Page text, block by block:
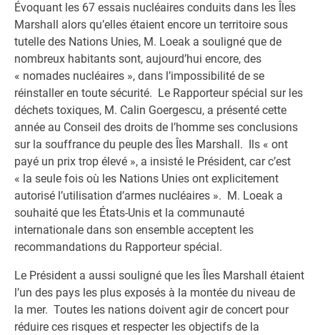
Évoquant les 67 essais nucléaires conduits dans les Îles
Marshall alors qu’elles étaient encore un territoire sous
tutelle des Nations Unies, M. Loeak a souligné que de
nombreux habitants sont, aujourd’hui encore, des
« nomades nucléaires », dans l’impossibilité de se
réinstaller en toute sécurité. Le Rapporteur spécial sur les
déchets toxiques, M. Calin Goergescu, a présenté cette
année au Conseil des droits de l’homme ses conclusions
sur la souffrance du peuple des Îles Marshall. Ils « ont
payé un prix trop élevé », a insisté le Président, car c’est
« la seule fois où les Nations Unies ont explicitement
autorisé l’utilisation d’armes nucléaires ». M. Loeak a
souhaité que les États-Unis et la communauté
internationale dans son ensemble acceptent les
recommandations du Rapporteur spécial.
Le Président a aussi souligné que les Îles Marshall étaient
l’un des pays les plus exposés à la montée du niveau de
la mer. Toutes les nations doivent agir de concert pour
réduire ces risques et respecter les objectifs de la